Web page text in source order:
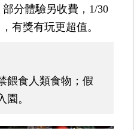
部分體驗另收費，1/30
，有獎有玩更超值。
餵食人類食物；假
園。